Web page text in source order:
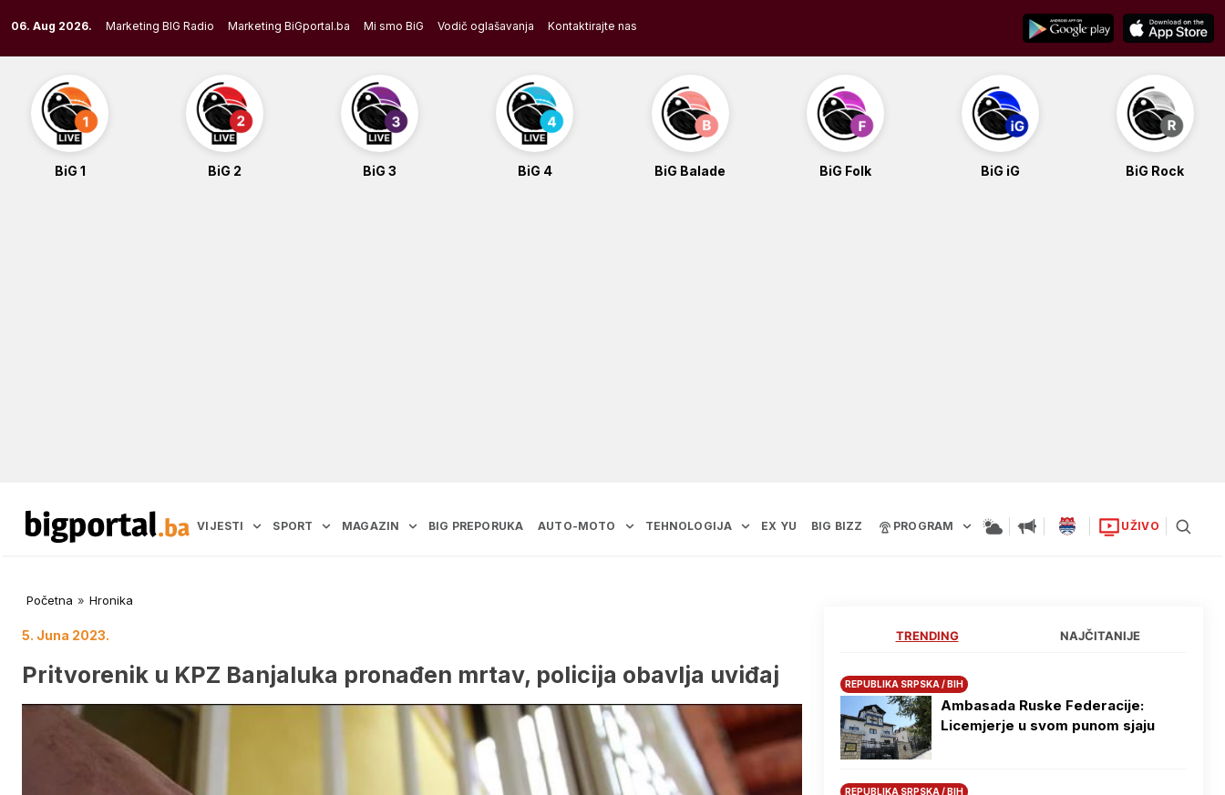
to
content
06. Aug 2026. Marketing BIG Radio Marketing BiGportal.ba Mi smo BiG Vodič oglašavanja Kontaktirajte nas
BiG 1 BiG 2 BiG 3 BiG 4 BiG Balade BiG Folk BiG iG BiG Rock
VIJESTI SPORT MAGAZIN BIG PREPORUKA AUTO-MOTO TEHNOLOGIJA EX YU BIG BIZZ PROGRAM UŽIVO
Početna » Hronika
5. Juna 2023.
Pritvorenik u KPZ Banjaluka pronađen mrtav, policija obavlja uviđaj
TRENDING NAJČITANIJE
REPUBLIKA SRPSKA / BIH
Ambasada Ruske Federacije:
Licemjerje u svom punom sjaju
REPUBLIKA SRPSKA / BIH